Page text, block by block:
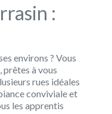
:
environs ? Vous
à vous
rues idéales
conviviale et
les apprentis